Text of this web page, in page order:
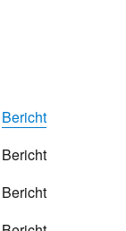
Bericht
Bericht
Bericht